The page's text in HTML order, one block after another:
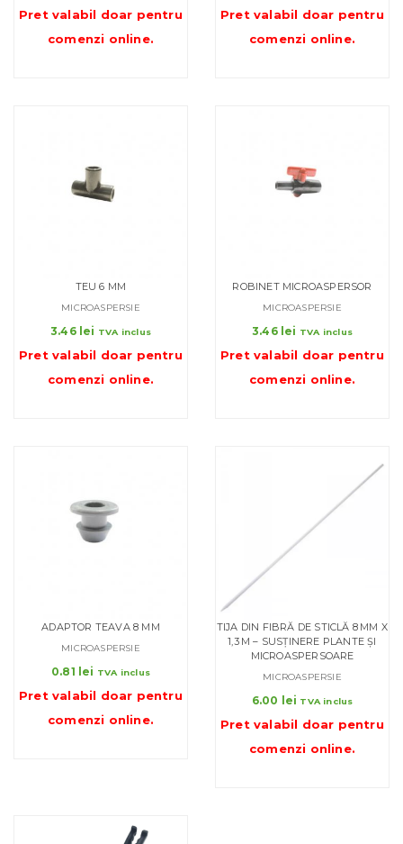
Pret valabil doar pentru
comenzi online.
Pret valabil doar pentru
comenzi online.
TEU 6 MM
MICROASPERSIE
3.46 lei TVA inclus
Pret valabil doar pentru
comenzi online.
ROBINET MICROASPERSOR
MICROASPERSIE
3.46 lei TVA inclus
Pret valabil doar pentru
comenzi online.
ADAPTOR TEAVA 8 MM
MICROASPERSIE
0.81 lei TVA inclus
Pret valabil doar pentru
comenzi online.
TIJA DIN FIBRĂ DE STICLĂ 8 MM X
1,3 M – SUSȚINERE PLANTE ȘI
MICROASPERSOARE
MICROASPERSIE
6.00 lei TVA inclus
Pret valabil doar pentru
comenzi online.